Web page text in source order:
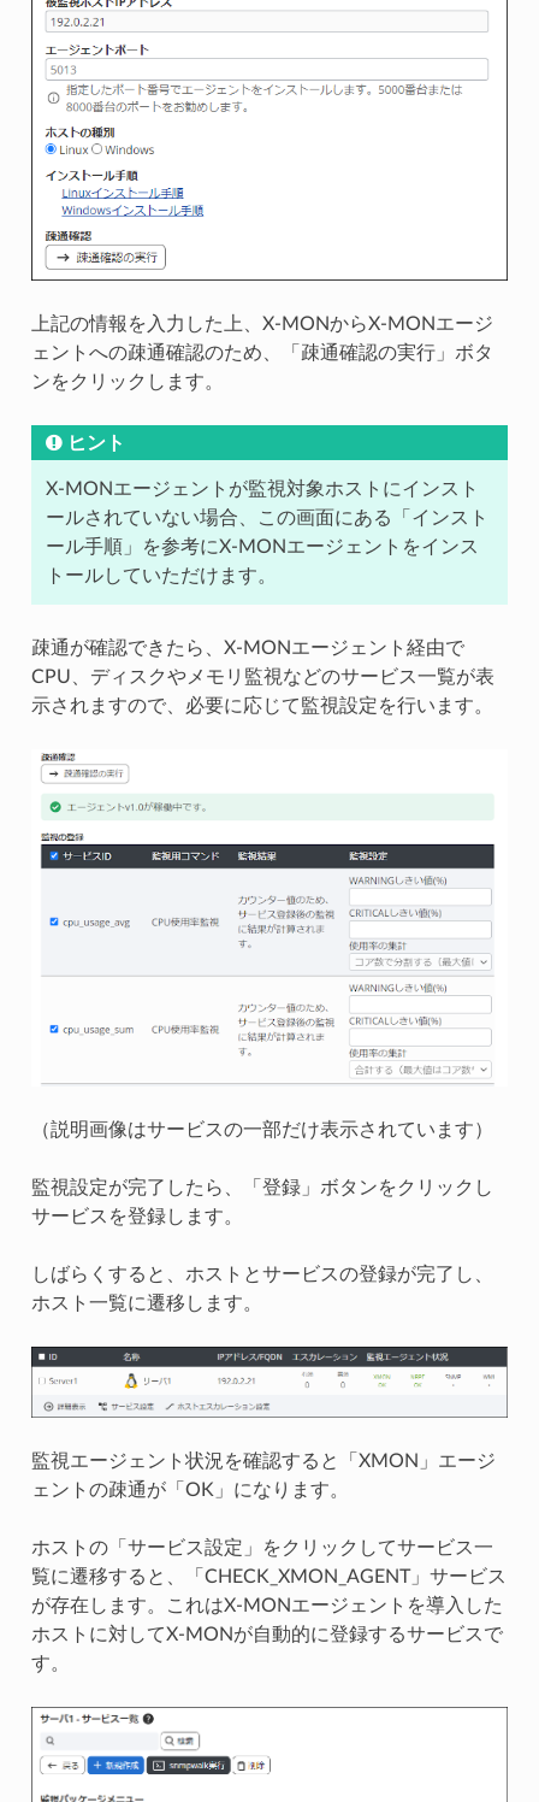
上記の情報を入力した上、X-MONからX-MONエージ
ェントへの疎通確認のため、「疎通確認の実行」ボタ
ンをクリックします。
ヒント
X-MONエージェントが監視対象ホストにインスト
ールされていない場合、この画面にある「インスト
ール手順」を参考にX-MONエージェントをインス
トールしていただけます。
疎通が確認できたら、X-MONエージェント経由で
CPU、ディスクやメモリ監視などのサービス一覧が表
示されますので、必要に応じて監視設定を行います。
（説明画像はサービスの一部だけ表示されています）
監視設定が完了したら、「登録」ボタンをクリックし
サービスを登録します。
しばらくすると、ホストとサービスの登録が完了し、
ホスト一覧に遷移します。
監視エージェント状況を確認すると「XMON」エージ
ェントの疎通が「OK」になります。
ホストの「サービス設定」をクリックしてサービス一
覧に遷移すると、「CHECK_XMON_AGENT」サービス
が存在します。これはX-MONエージェントを導入した
ホストに対してX-MONが自動的に登録するサービスで
す。